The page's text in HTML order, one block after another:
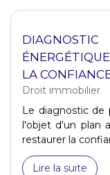
LA
Droit immobilier
Le diagnostic de
l'objet d'un plan
restaurer la
Lire la suite